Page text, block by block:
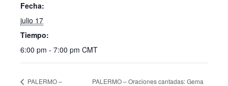
Fecha:
julio 17
Tiempo:
6:00 pm - 7:00 pm CMT
PALERMO –
PALERMO – Oraciones cantadas: Gema